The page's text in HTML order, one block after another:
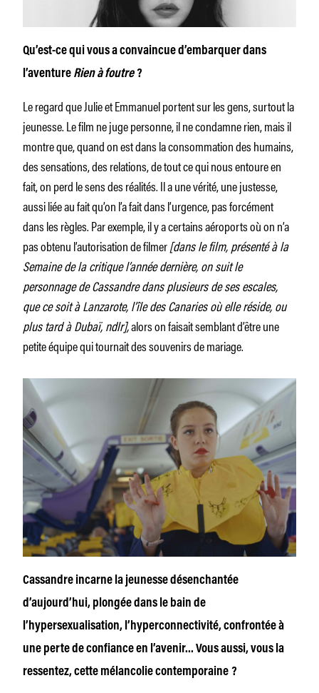
Qu’est-ce qui vous a convaincue d’embarquer dans
l’aventure Rien à foutre?
Le regard que Julie et Emmanuel portent sur les gens, surtout la
jeunesse. Le film ne juge personne, il ne condamne rien, mais il
montre que, quand on est dans la consommation des humains,
des sensations, des relations, de tout ce qui nous entoure en
fait, on perd le sens des réalités. Il a une vérité, une justesse,
aussi liée au fait qu’on l’a fait dans l’urgence, pas forcément
dans les règles. Par exemple, il y a certains aéroports où on n’a
pas obtenu l’autorisation de filmer[dans le film, présenté à la
Semaine de la critique l’année dernière, on suit le
personnage de Cassandre dans plusieurs de ses escales,
que ce soit à Lanzarote, l’île des Canaries où elle réside, ou
plus tard à Dubaï, ndlr],alors on faisait semblant d’être une
petite équipe qui tournait des souvenirs de mariage.
Cassandre incarne la jeunesse désenchantée
d’aujourd’hui, plongée dans le bain de
l’hypersexualisation, l’hyperconnectivité, confrontée à
une perte de confiance en l’avenir… Vous aussi, vous la
ressentez, cette mélancolie contemporaine ?